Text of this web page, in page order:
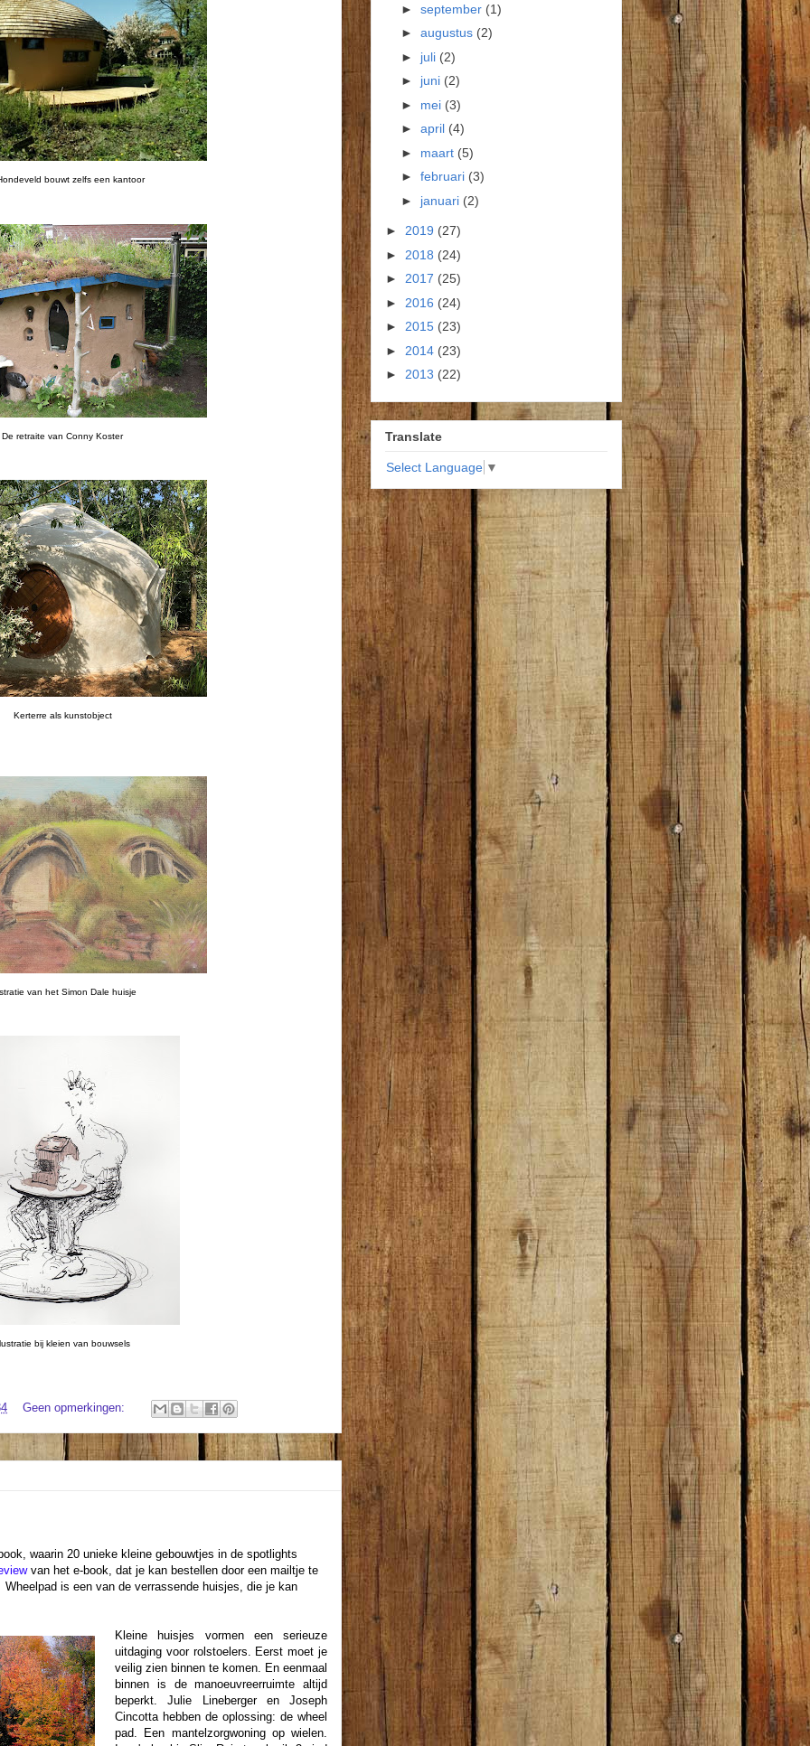
bouwt zelfs een kantoor
De retraite van Conny Koster
Kerterre als kunstobject
van het Simon Dale huisje
bij kleien van bouwsels
Geen opmerkingen:
waarin 20 unieke kleine gebouwtjes in de spotlights
van het e-book, dat je kan bestellen door een mailtje te
is een van de verrassende huisjes, die je kan
Kleine huisjes vormen een serieuze
uitdaging voor rolstoelers. Eerst moet je
veilig zien binnen te komen. En eenmaal
binnen is de manoeuvreerruimte altijd
beperkt. Julie Lineberger en Joseph
Cincotta hebben de oplossing: de wheel
pad. Een mantelzorgwoning op wielen.
► september (1)
► augustus (2)
► juli (2)
► juni (2)
► mei (3)
► april (4)
► maart (5)
► februari (3)
► januari (2)
► 2019 (27)
► 2018 (24)
► 2017 (25)
► 2016 (24)
► 2015 (23)
► 2014 (23)
► 2013 (22)
Translate
Select Language ▼